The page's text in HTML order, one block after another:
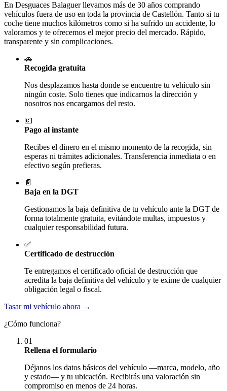
En Desguaces Balaguerllevamos más de 30 años comprando
vehículos fuera de uso en toda la provincia de Castellón. Tanto si tu
coche tiene muchos kilómetros como si ha sufrido un accidente, lo
valoramos y te ofrecemos el mejor precio del mercado. Rápido,
transparente y sin complicaciones.
🚗
Recogida gratuita
Nos desplazamos hasta donde se encuentre tu vehículo sin
ningún coste. Solo tienes que indicarnos la dirección y
nosotros nos encargamos del resto.
💶
Pago al instante
Recibes el dinero en el mismo momento de la recogida, sin
esperas ni trámites adicionales. Transferencia inmediata o en
efectivo según prefieras.
📄
Baja en la DGT
Gestionamos la baja definitiva de tu vehículo ante la DGT de
forma totalmente gratuita, evitándote multas, impuestos y
cualquier responsabilidad futura.
✅
Certificado de destrucción
Te entregamos el certificado oficial de destrucción que
acredita la baja definitiva del vehículo y te exime de cualquier
obligación legal o fiscal.
Tasar mi vehículo ahora →
¿Cómo funciona?
01
Rellena el formulario
Déjanos los datos básicos del vehículo —marca, modelo, año
y estado— y tu ubicación. Recibirás una valoración sin
compromiso en menos de 24 horas.